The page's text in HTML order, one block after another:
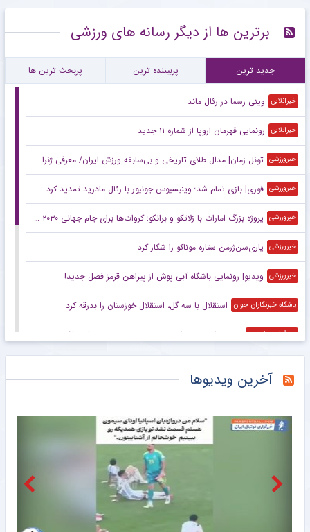
برترین ها از دیگر رسانه های ورزشی
جدید ترین پربیننده ترین پربحث ترین ها
خبرانلاین وینی رسما در رئال ماند
خبرانلاین رونمایی قهرمان اروپا از شماره ۱۱ جدید
خبرورزشی تونل زمان| مدال طلای تاریخی و بی‌سابقه ورزش ایران/ معرفی ژنرال ۷ ستاره به کشتی جهان
خبرورزشی فوری| بازی تمام شد؛ وینیسیوس جونیور با رئال مادرید تمدید کرد
خبرورزشی پروژه بزرگ امارات با زلاتکو و برانکو؛ کروات‌ها برای جام جهانی ۲۰۳۰ می‌آیند
خبرورزشی پاری‌سن‌ژرمن ستاره موناکو را شکار کرد
خبرورزشی ویدیو| رونمایی باشگاه آبی پوش از پیراهن قرمز فصل جدید!
باشگاه خبرنگاران جوان استقلال با سه گل، استقلال خوزستان را بدرقه کرد
خبرگزاری دانشجو پیروزی استقلال برابر هم نام خوزستانی در دیدار تدارکاتی
خبرگزاری ایلنا پیروزی استقلال مقابل هم‌نام اهوازی در دیداری تدارکاتی
خبرانلاین افشای رفتارهای غیراخلاقی فدراسیون فوتبال کره جنوبی!
آخرین ویدیوها